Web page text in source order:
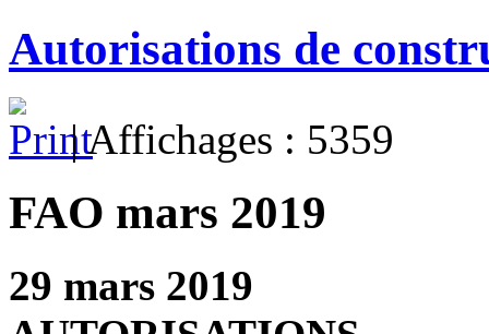
Autorisations de
| Affichages : 5359
FAO mars 2019
29 mars 2019